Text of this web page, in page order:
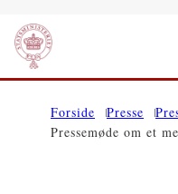
Gå til forsiden
Forside Presse
Pressemøde om et